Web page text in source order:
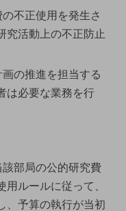
不正使用を発生さ
究活動上の不正防止
の推進を担当する
は必要な業務を行
部局の公的研究費
ルールに従って、
、予算の執行が当初